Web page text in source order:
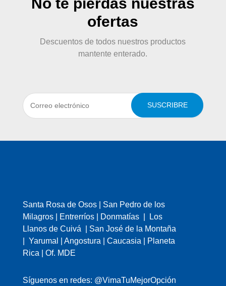
No te pierdas nuestras
ofertas
Descuentos de todos nuestros productos
mantente enterado.
SUSCRIBRE
Santa Rosa de Osos | San Pedro de los
Milagros | Entrerríos | Donmatías | Los
Llanos de Cuivá | San José de la Montaña
| Yarumal | Angostura | Caucasia | Planeta
Rica | Of. MDE
Síguenos en redes: @VimaTuMejorOpción